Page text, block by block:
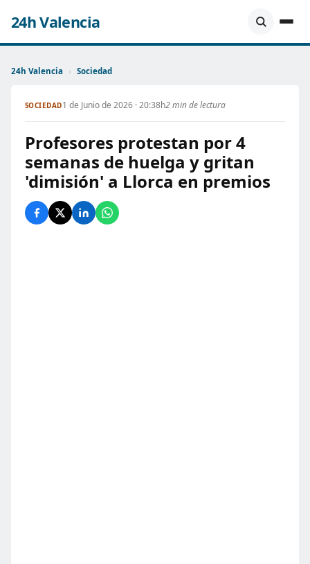
24h Valencia
24h Valencia › Sociedad
SOCIEDAD1 de Junio de 2026 · 20:38h2 min de lectura
Profesores protestan por 4
semanas de huelga y gritan
'dimisión' a Llorca en premios